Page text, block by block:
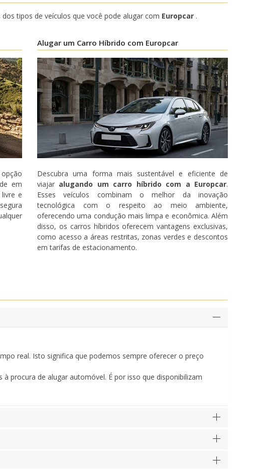
tipos de veículos que você pode alugar com Europcar .
em
e
Alugar um Carro Híbrido com Europcar
Descubra uma forma mais sustentável e eficiente de
viajar alugando um carro híbrido com a Europcar.
Esses veículos combinam o melhor da inovação
tecnológica com o respeito ao meio ambiente,
oferecendo uma condução mais limpa e econômica. Além
disso, os carros híbridos oferecem vantagens exclusivas,
como acesso a áreas restritas, zonas verdes e descontos
em tarifas de estacionamento.
real. Isto significa que podemos sempre oferecer o preço
procura de alugar automóvel. É por isso que disponibilizam